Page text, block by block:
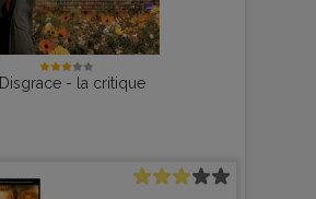
Disgrace - la critique